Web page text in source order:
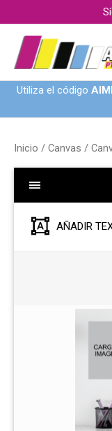
al
contenido
Utiliza el código
Inicio / Canvas /
AÑADIR